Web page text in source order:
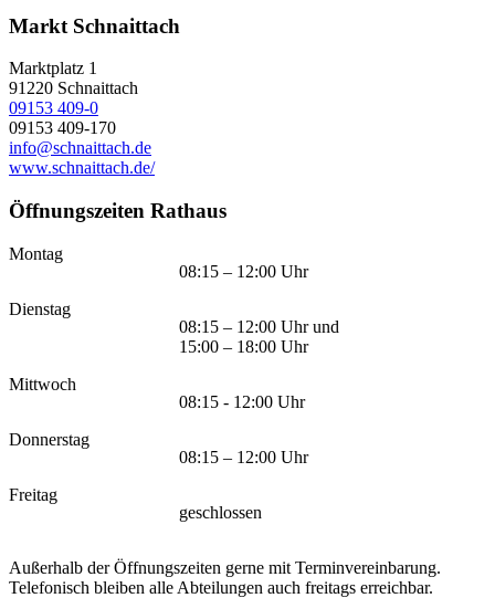
Markt Schnaittach
Marktplatz 1
91220 Schnaittach
09153 409-0
09153 409-170
info@schnaittach.de
www.schnaittach.de/
Öffnungszeiten Rathaus
Montag
08:15 – 12:00 Uhr
Dienstag
08:15 – 12:00 Uhr und
15:00 – 18:00 Uhr
Mittwoch
08:15 - 12:00 Uhr
Donnerstag
08:15 – 12:00 Uhr
Freitag
geschlossen
Außerhalb der Öffnungszeiten gerne mit Terminvereinbarung.
Telefonisch bleiben alle Abteilungen auch freitags erreichbar.